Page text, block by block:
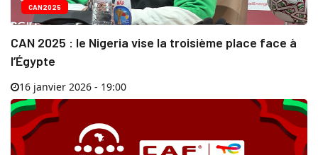
CAN2025
CAN 2025 : le Nigeria vise la troisième place face à
l’Égypte
16 janvier 2026 - 19:00